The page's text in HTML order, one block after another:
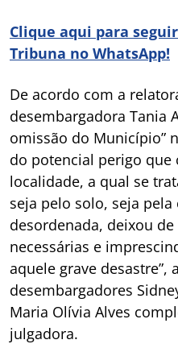
Clique aqui para
Tribuna no WhatsApp!
De acordo com a
desembargadora Tania
omissão do Município”
do potencial perigo que
localidade, a qual se
seja pelo solo, seja
desordenada, deixou
necessárias e
aquele grave desastre”,
desembargadores
Maria Olívia Alves
julgadora.